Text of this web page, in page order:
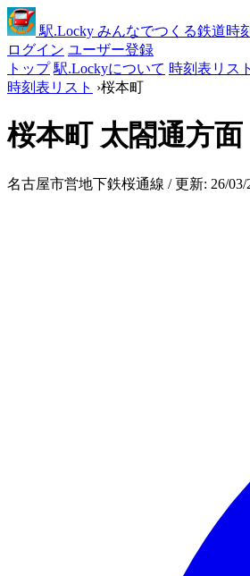
駅.Locky みんなでつくる鉄道時
ログイン ユーザー登録
トップ 駅.Lockyについて 時刻表リスト
時刻表リスト ›桜本町
桜本町 太閤通方面
名古屋市営地下鉄桜通線 / 更新: 26/03/